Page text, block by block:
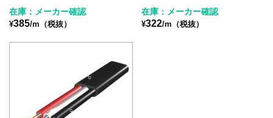
在庫：メーカー確認
¥385/m（税抜）
在庫：メーカー確認
¥322/m（税抜）